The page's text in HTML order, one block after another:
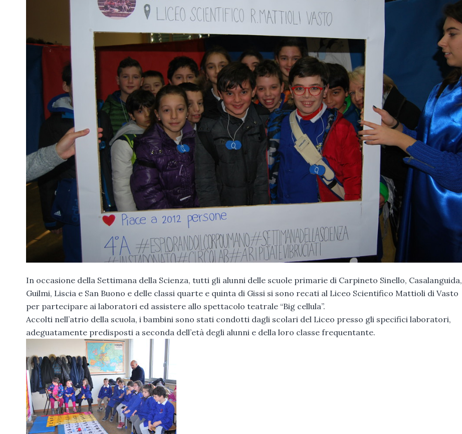
In occasione della Settimana della Scienza, tutti gli alunni delle scuole primarie di Carpineto Sinello, Casalanguida,
Guilmi, Liscia e San Buono e delle classi quarte e quinta di Gissi si sono recati al Liceo Scientifico Mattioli di Vasto
per partecipare ai laboratori ed assistere allo spettacolo teatrale “Big cellula”.
Accolti nell’atrio della scuola, i bambini sono stati condotti dagli scolari del Liceo presso gli specifici laboratori,
adeguatamente predisposti a seconda dell’età degli alunni e della loro classe frequentante.